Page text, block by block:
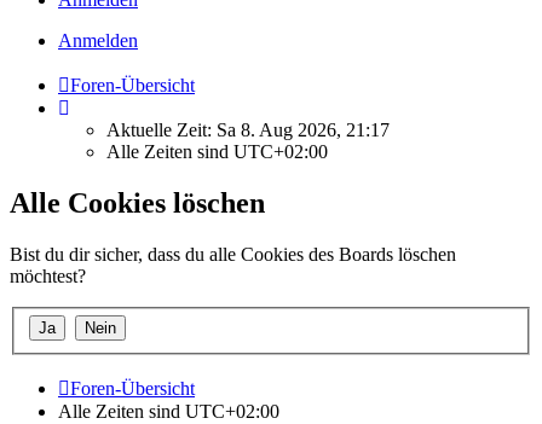
Anmelden
Foren-Übersicht
Aktuelle Zeit: Sa 8. Aug 2026, 21:17
Alle Zeiten sind UTC+02:00
Alle Cookies löschen
Bist du dir sicher, dass du alle Cookies des Boards löschen
möchtest?
Foren-Übersicht
Alle Zeiten sind UTC+02:00